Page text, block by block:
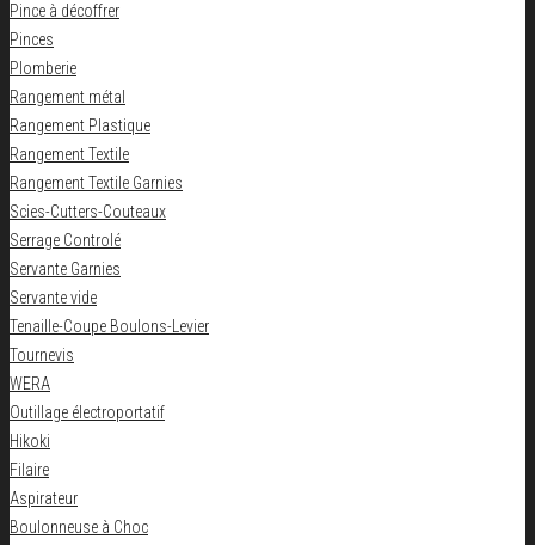
Pince à décoffrer
Pinces
Plomberie
Rangement métal
Rangement Plastique
Rangement Textile
Rangement Textile Garnies
Scies-Cutters-Couteaux
Serrage Controlé
Servante Garnies
Servante vide
Tenaille-Coupe Boulons-Levier
Tournevis
WERA
Outillage électroportatif
Hikoki
Filaire
Aspirateur
Boulonneuse à Choc